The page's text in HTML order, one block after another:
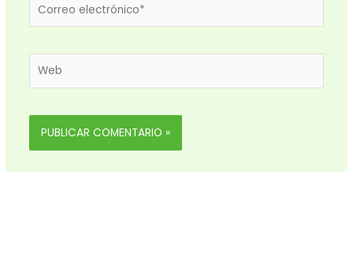
electrónico*